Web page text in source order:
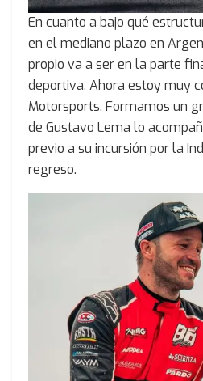
En cuanto a bajo qué
en el mediano plazo en
propio va a ser en la parte
deportiva. Ahora estoy muy
Motorsports. Formamos un
de Gustavo Lema lo
previo a su incursión por la
regreso.